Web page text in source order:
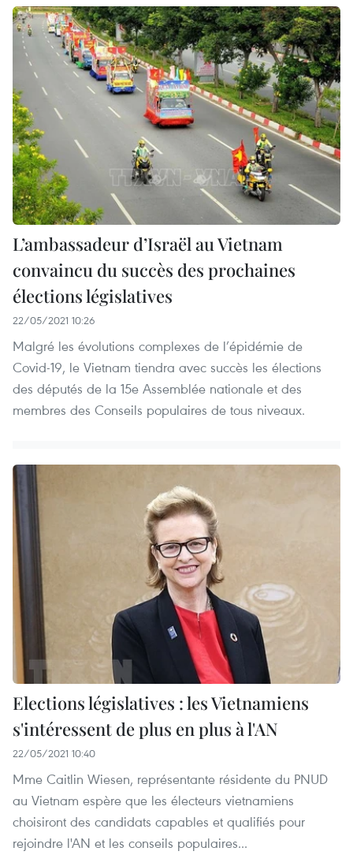
L’ambassadeur d’Israël au Vietnam
convaincu du succès des prochaines
élections législatives
22/05/2021 10:26
Malgré les évolutions complexes de l’épidémie de
Covid-19, le Vietnam tiendra avec succès les élections
des députés de la 15e Assemblée nationale et des
membres des Conseils populaires de tous niveaux.
Elections législatives : les Vietnamiens
s'intéressent de plus en plus à l'AN
22/05/2021 10:40
Mme Caitlin Wiesen, représentante résidente du PNUD
au Vietnam espère que les électeurs vietnamiens
choisiront des candidats capables et qualifiés pour
rejoindre l'AN et les conseils populaires...